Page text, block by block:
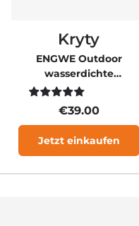
Kryty
ENGWE Outdoor
wasserdichte
Fahrradabdeckungen für
1,2 Fahrräder
€39.00
Jetzt einkaufen